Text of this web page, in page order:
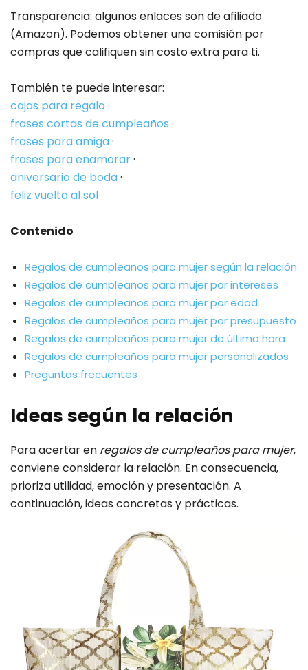
Transparencia: algunos enlaces son de afiliado
(Amazon). Podemos obtener una comisión por
compras que califiquen sin costo extra para ti.
También te puede interesar:
cajas para regalo ·
frases cortas de cumpleaños ·
frases para amiga·
frases para enamorar·
aniversario de boda·
feliz vuelta al sol
Contenido
Regalos de cumpleaños para mujer según la relación
Regalos de cumpleaños para mujer por intereses
Regalos de cumpleaños para mujer por edad
Regalos de cumpleaños para mujer por presupuesto
Regalos de cumpleaños para mujer de última hora
Regalos de cumpleaños para mujer personalizados
Preguntas frecuentes
Ideas según la relación
Para acertar en regalos de cumpleaños para mujer,
conviene considerar la relación. En consecuencia,
prioriza utilidad, emoción y presentación. A
continuación, ideas concretas y prácticas.